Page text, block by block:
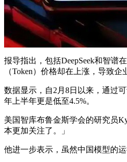
报导指出，包括DeepSeek和智谱
（Token）价格却在上涨，导致
数据显示，自2月8日以来，通过
年上半年更是低至4.5%。
美国智库布鲁金斯学会的研究员
本更加关注了。」
他进一步表示，虽然中国模型的